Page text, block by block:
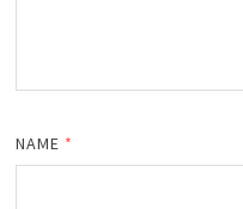
NAME *